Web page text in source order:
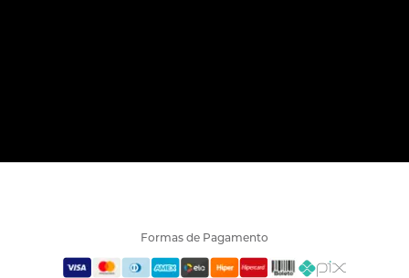
Formas de Pagamento